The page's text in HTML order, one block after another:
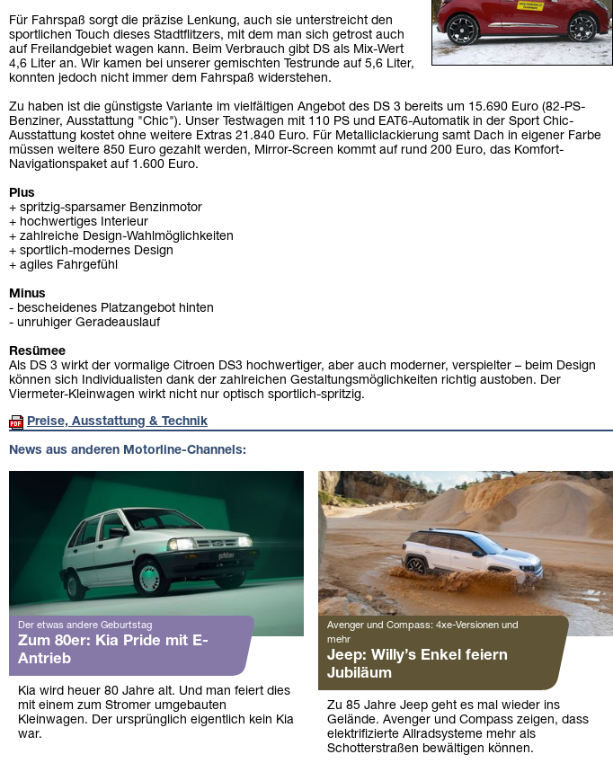
Für Fahrspaß sorgt die präzise Lenkung, auch sie unterstreicht den
sportlichen Touch dieses Stadtflitzers, mit dem man sich getrost auch
auf Freilandgebiet wagen kann. Beim Verbrauch gibt DS als Mix-Wert
4,6 Liter an. Wir kamen bei unserer gemischten Testrunde auf 5,6 Liter,
konnten jedoch nicht immer dem Fahrspaß widerstehen.
Zu haben ist die günstigste Variante im vielfältigen Angebot des DS 3 bereits um 15.690 Euro (82-PS-
Benziner, Ausstattung "Chic"). Unser Testwagen mit 110 PS und EAT6-Automatik in der Sport Chic-
Ausstattung kostet ohne weitere Extras 21.840 Euro. Für Metalliclackierung samt Dach in eigener Farbe
müssen weitere 850 Euro gezahlt werden, Mirror-Screen kommt auf rund 200 Euro, das Komfort-
Navigationspaket auf 1.600 Euro.
Plus
+ spritzig-sparsamer Benzinmotor
+ hochwertiges Interieur
+ zahlreiche Design-Wahlmöglichkeiten
+ sportlich-modernes Design
+ agiles Fahrgefühl
Minus
- bescheidenes Platzangebot hinten
- unruhiger Geradeauslauf
Resümee
Als DS 3 wirkt der vormalige Citroen DS3 hochwertiger, aber auch moderner, verspielter – beim Design
können sich Individualisten dank der zahlreichen Gestaltungsmöglichkeiten richtig austoben. Der
Viermeter-Kleinwagen wirkt nicht nur optisch sportlich-spritzig.
Preise, Ausstattung & Technik
News aus anderen Motorline-Channels:
Der etwas andere Geburtstag
Zum 80er: Kia Pride mit E-
Antrieb
Kia wird heuer 80 Jahre alt. Und man feiert dies
mit einem zum Stromer umgebauten
Kleinwagen. Der ursprünglich eigentlich kein Kia
war.
Avenger und Compass: 4xe-Versionen und
mehr
Jeep: Willy’s Enkel feiern
Jubiläum
Zu 85 Jahre Jeep geht es mal wieder ins
Gelände. Avenger und Compass zeigen, dass
elektrifizierte Allradsysteme mehr als
Schotterstraßen bewältigen können.